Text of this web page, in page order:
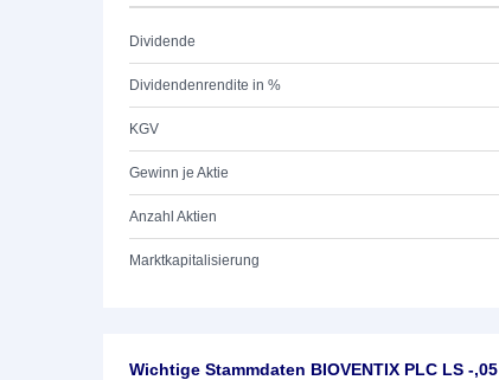
Dividende
Dividendenrendite in %
KGV
Gewinn je Aktie
Anzahl Aktien
Marktkapitalisierung
Wichtige Stammdaten BIOVENTIX PLC LS -,05